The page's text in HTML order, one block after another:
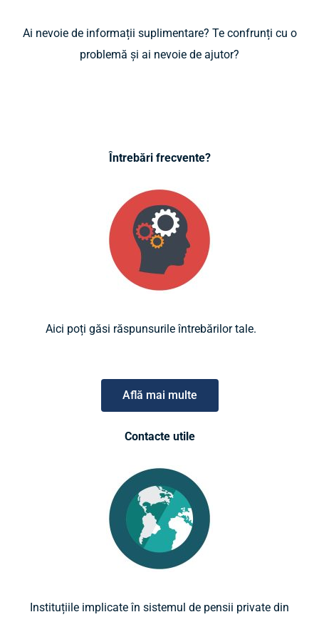
Ai nevoie de informații suplimentare? Te confrunți cu o
problemă și ai nevoie de ajutor?
Întrebări frecvente?
Aici poți găsi răspunsurile întrebărilortale.
Află mai multe
Contacte utile
Instituțiile implicate în sistemul de pensii private din